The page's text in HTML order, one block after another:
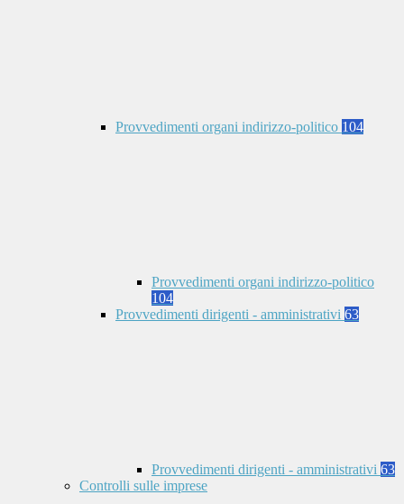
Provvedimenti organi indirizzo-politico 104
Provvedimenti organi indirizzo-politico
104
Provvedimenti dirigenti - amministrativi 63
Provvedimenti dirigenti - amministrativi 63
Controlli sulle imprese